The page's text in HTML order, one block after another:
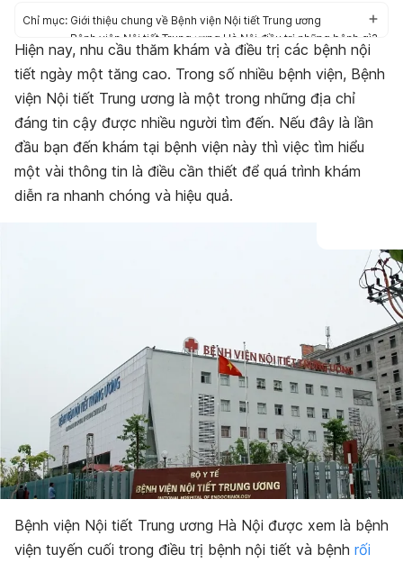
Chỉ mục: Giới thiệu chung về Bệnh viện Nội tiết Trung ương
Bệnh viện Nội tiết Trung ương Hà Nội điều trị những bệnh gì?
Kinh nghiệm đi khám tại Bệnh viện Nội tiết Trung ương Hà
Nội
Bảng giá một số dịch vụ khám chữa bệnh
Hiện nay, nhu cầu thăm khám và điều trị các bệnh nội
tiết ngày một tăng cao. Trong số nhiều bệnh viện, Bệnh
viện Nội tiết Trung ương là một trong những địa chỉ
đáng tin cậy được nhiều người tìm đến. Nếu đây là lần
đầu bạn đến khám tại bệnh viện này thì việc tìm hiểu
một vài thông tin là điều cần thiết để quá trình khám
diễn ra nhanh chóng và hiệu quả.
Bệnh viện Nội tiết Trung ương Hà Nội được xem là bệnh
viện tuyến cuối trong điều trị bệnh nội tiết và bệnh rối